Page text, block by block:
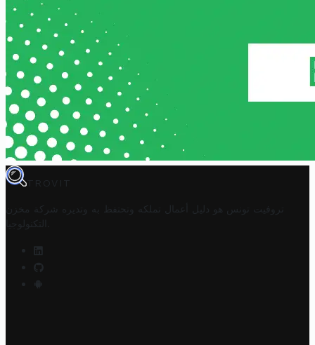
TROVIT
تروفيت تونس هو دليل أعمال تملكه وتحتفظ به وتديره
شركة مخزن
التكنولوجيا